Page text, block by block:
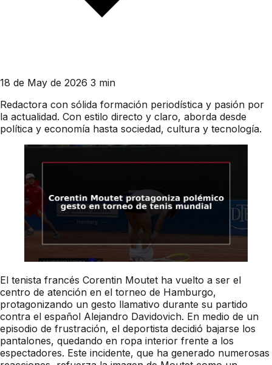
18 de May de 2026 3 min
Redactora con sólida formación periodística y pasión por
la actualidad. Con estilo directo y claro, aborda desde
política y economía hasta sociedad, cultura y tecnología.
El tenista francés Corentin Moutet ha vuelto a ser el
centro de atención en el torneo de Hamburgo,
protagonizando un gesto llamativo durante su partido
contra el español Alejandro Davidovich. En medio de un
episodio de frustración, el deportista decidió bajarse los
pantalones, quedando en ropa interior frente a los
espectadores. Este incidente, que ha generado numerosas